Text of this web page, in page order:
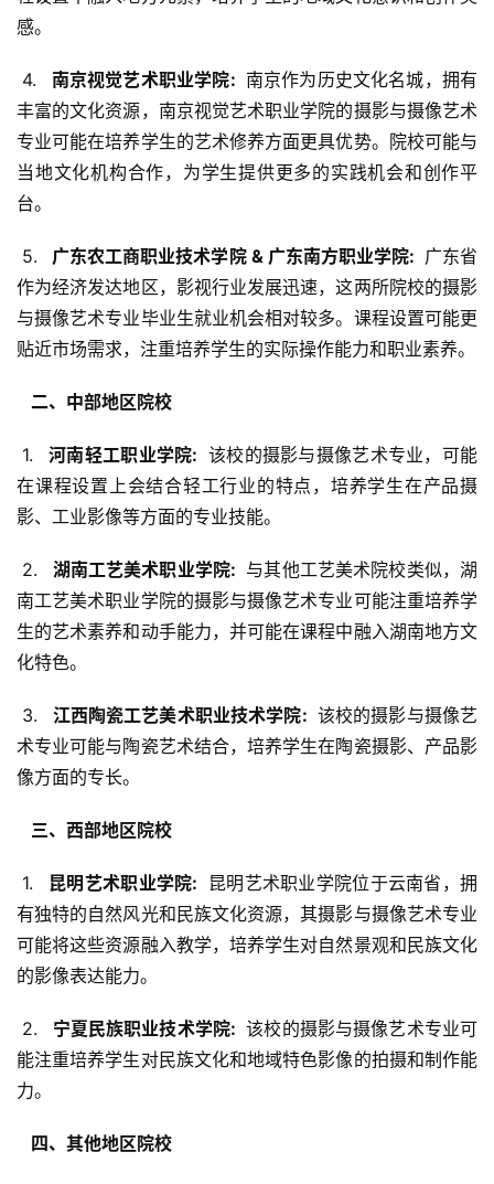
感。
4.
  南京视觉艺术职业学院:
南京作为历史文化名城，拥有
丰富的文化资源，南京视觉艺术职业学院的摄影与摄像艺术
专业可能在培养学生的艺术修养方面更具优势。院校可能与
当地文化机构合作，为学生提供更多的实践机会和创作平
台。
5.
  广东农工商职业技术学院 & 广东南方职业学院:
广东省
作为经济发达地区，影视行业发展迅速，这两所院校的摄影
与摄像艺术专业毕业生就业机会相对较多。课程设置可能更
贴近市场需求，注重培养学生的实际操作能力和职业素养。
  二、中部地区院校
1.
  河南轻工职业学院:
该校的摄影与摄像艺术专业，可能
在课程设置上会结合轻工行业的特点，培养学生在产品摄
影、工业影像等方面的专业技能。
2.
  湖南工艺美术职业学院:
与其他工艺美术院校类似，湖
南工艺美术职业学院的摄影与摄像艺术专业可能注重培养学
生的艺术素养和动手能力，并可能在课程中融入湖南地方文
化特色。
3.
  江西陶瓷工艺美术职业技术学院:
该校的摄影与摄像艺
术专业可能与陶瓷艺术结合，培养学生在陶瓷摄影、产品影
像方面的专长。
  三、西部地区院校
1.
  昆明艺术职业学院:
昆明艺术职业学院位于云南省，拥
有独特的自然风光和民族文化资源，其摄影与摄像艺术专业
可能将这些资源融入教学，培养学生对自然景观和民族文化
的影像表达能力。
2.
  宁夏民族职业技术学院:
该校的摄影与摄像艺术专业可
能注重培养学生对民族文化和地域特色影像的拍摄和制作能
力。
  四、其他地区院校